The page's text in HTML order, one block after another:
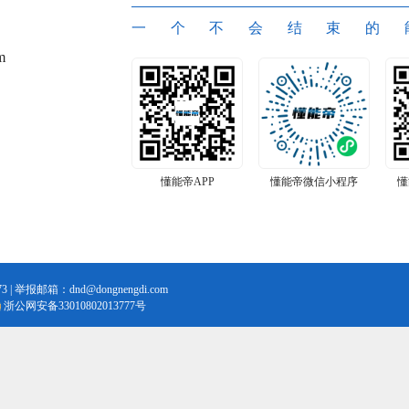
一个不会结束的
懂能帝APP 懂能帝微信小程序
| 举报邮箱：dnd@dongnengdi.com
浙公网安备33010802013777号